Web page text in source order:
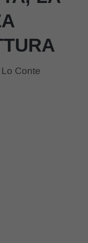
Conte